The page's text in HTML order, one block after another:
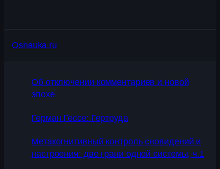
Osnauka.ru
Об отключении комментариев и новой
эпохе
Герман Гессе: Гертруда
Метакогнитивный контроль сновидений и
настроения: две грани одной системы, ч.1